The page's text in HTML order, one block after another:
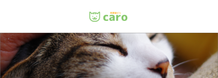
Menu
ホーム